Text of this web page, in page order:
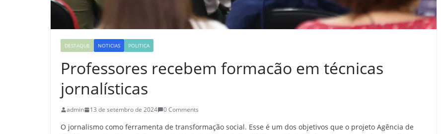
DESTAQUE NOTICIAS POLITICA
Professores recebem formacão em técnicas
jornalísticas
admin 13 de setembro de 2024 0 Comments
O jornalismo como ferramenta de transformação social. Esse é um dos objetivos que o projeto Agência de